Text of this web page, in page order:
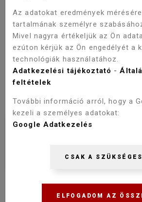
WELLIS UMBRA
Az adatokat eredmények
tartalmának személyre
Mivel nagyra értékeljük az Ön
ezúton kérjük az Ön engedélyét a
technológiák használatához.
Adatkezelési tájékoztató -
feltételek
További információ arról, hogy a
kezeli a személyes adatokat:
Google Adatkezelés
CSAK A
ELFOGADOM AZ